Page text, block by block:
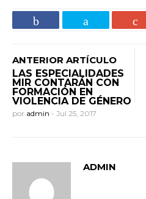
ANTERIOR ARTÍCULO
LAS ESPECIALIDADES
MIR CONTARÁN CON
FORMACIÓN EN
VIOLENCIA DE GÉNERO
por admin - Jul 25, 2017
ADMIN